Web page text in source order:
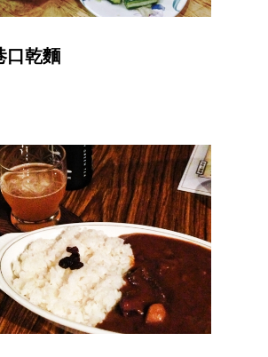
口乾麵